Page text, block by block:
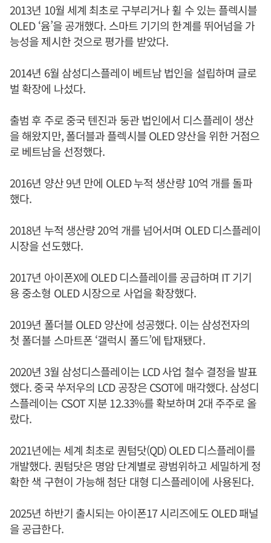
2013년 10월 세계 최초로 구부리거나 휠 수 있는 플렉시블
OLED ‘윰’을 공개했다. 스마트 기기의 한계를 뛰어넘을 가
능성을 제시한 것으로 평가를 받았다.
2014년 6월 삼성디스플레이 베트남 법인을 설립하며 글로
벌 확장에 나섰다.
출범 후 주로 중국 텐진과 둥관 법인에서 디스플레이 생산
을 해왔지만, 폴더블과 플렉시블 OLED 양산을 위한 거점으
로 베트남을 선정했다.
2016년 양산 9년 만에 OLED 누적 생산량 10억 개를 돌파
했다.
2018년 누적 생산량 20억 개를 넘어서며 OLED 디스플레이
시장을 선도했다.
2017년 아이폰X에 OLED 디스플레이를 공급하며 IT 기기
용 중소형 OLED 시장으로 사업을 확장했다.
2019년 폴더블 OLED 양산에 성공했다. 이는 삼성전자의
첫 폴더블 스마트폰 ‘갤럭시 폴드’에 탑재됐다.
2020년 3월 삼성디스플레이는 LCD 사업 철수 결정을 발표
했다. 중국 쑤저우의 LCD 공장은 CSOT에 매각했다. 삼성디
스플레이는 CSOT 지분 12.33%를 확보하며 2대 주주로 올
랐다.
2021년에는 세계 최초로 퀀텀닷(QD) OLED 디스플레이를
개발했다. 퀀텀닷은 명암 단계별로 광범위하고 세밀하게 정
확한 색 구현이 가능해 첨단 대형 디스플레이에 사용된다.
2025년 하반기 출시되는 아이폰17 시리즈에도 OLED 패널
을 공급한다.